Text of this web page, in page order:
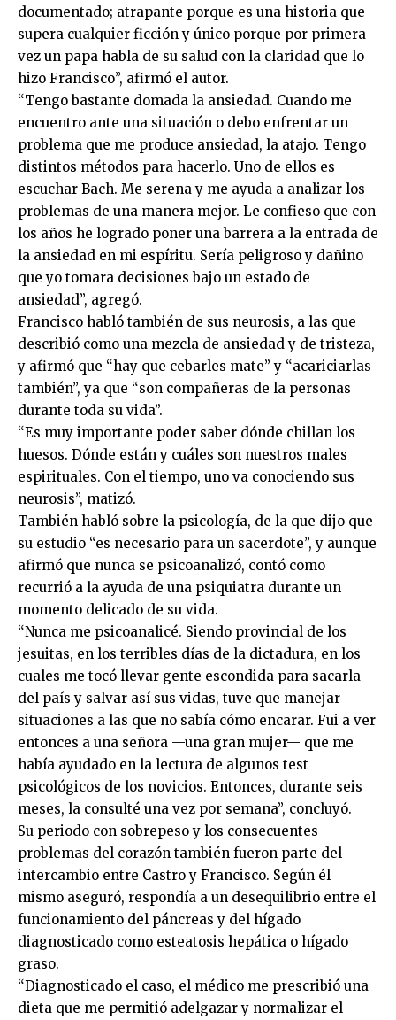
documentado; atrapante porque es una historia que
supera cualquier ficción y único porque por primera
vez un papa habla de su salud con la claridad que lo
hizo Francisco”, afirmó el autor.
“Tengo bastante domada la ansiedad. Cuando me
encuentro ante una situación o debo enfrentar un
problema que me produce ansiedad, la atajo. Tengo
distintos métodos para hacerlo. Uno de ellos es
escuchar Bach. Me serena y me ayuda a analizar los
problemas de una manera mejor. Le confieso que con
los años he logrado poner una barrera a la entrada de
la ansiedad en mi espíritu. Sería peligroso y dañino
que yo tomara decisiones bajo un estado de
ansiedad”, agregó.
Francisco habló también de sus neurosis, a las que
describió como una mezcla de ansiedad y de tristeza,
y afirmó que “hay que cebarles mate” y “acariciarlas
también”, ya que “son compañeras de la personas
durante toda su vida”.
“Es muy importante poder saber dónde chillan los
huesos. Dónde están y cuáles son nuestros males
espirituales. Con el tiempo, uno va conociendo sus
neurosis”, matizó.
También habló sobre la psicología, de la que dijo que
su estudio “es necesario para un sacerdote”, y aunque
afirmó que nunca se psicoanalizó, contó como
recurrió a la ayuda de una psiquiatra durante un
momento delicado de su vida.
“Nunca me psicoanalicé. Siendo provincial de los
jesuitas, en los terribles días de la dictadura, en los
cuales me tocó llevar gente escondida para sacarla
del país y salvar así sus vidas, tuve que manejar
situaciones a las que no sabía cómo encarar. Fui a ver
entonces a una señora —una gran mujer— que me
había ayudado en la lectura de algunos test
psicológicos de los novicios. Entonces, durante seis
meses, la consulté una vez por semana”, concluyó.
Su periodo con sobrepeso y los consecuentes
problemas del corazón también fueron parte del
intercambio entre Castro y Francisco. Según él
mismo aseguró, respondía a un desequilibrio entre el
funcionamiento del páncreas y del hígado
diagnosticado como esteatosis hepática o hígado
graso.
“Diagnosticado el caso, el médico me prescribió una
dieta que me permitió adelgazar y normalizar el